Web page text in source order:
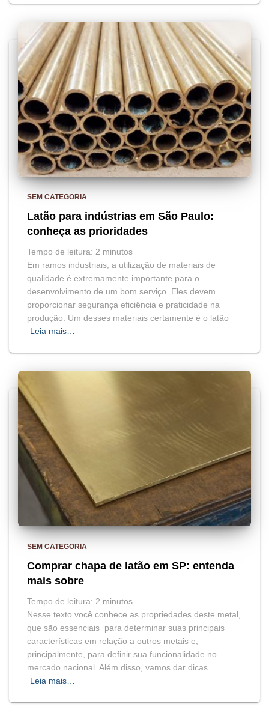
SEM CATEGORIA
Latão para indústrias em São Paulo:
conheça as prioridades
Tempo de leitura: 2 minutos
Em ramos industriais, a utilização de materiais de
qualidade é extremamente importante para o
desenvolvimento de um bom serviço. Eles devem
proporcionar segurança eficiência e praticidade na
produção. Um desses materiais certamente é o latão
Leia mais…
SEM CATEGORIA
Comprar chapa de latão em SP: entenda
mais sobre
Tempo de leitura: 2 minutos
Nesse texto você conhece as propriedades deste metal,
que são essenciais para determinar suas principais
características em relação a outros metais e,
principalmente, para definir sua funcionalidade no
mercado nacional. Além disso, vamos dar dicas
Leia mais…